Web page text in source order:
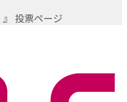
』 投票ページ